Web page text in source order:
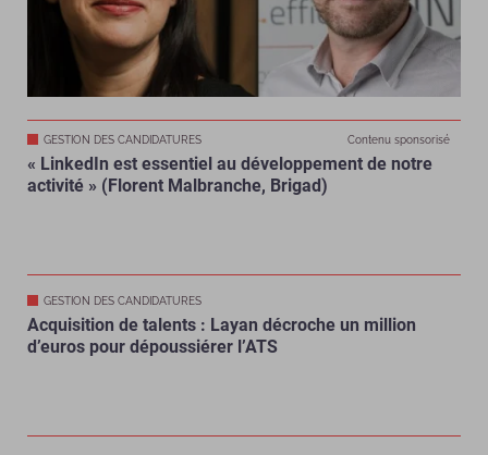
GESTION DES CANDIDATURES Contenu sponsorisé
« LinkedIn est essentiel au développement de notre
activité » (Florent Malbranche, Brigad)
GESTION DES CANDIDATURES
Acquisition de talents : Layan décroche un million
d’euros pour dépoussiérer l’ATS